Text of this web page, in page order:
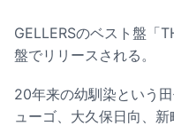
GELLERSのベスト盤「
盤でリリースされる。
20年来の幼馴染という
ューゴ、大久保日向、